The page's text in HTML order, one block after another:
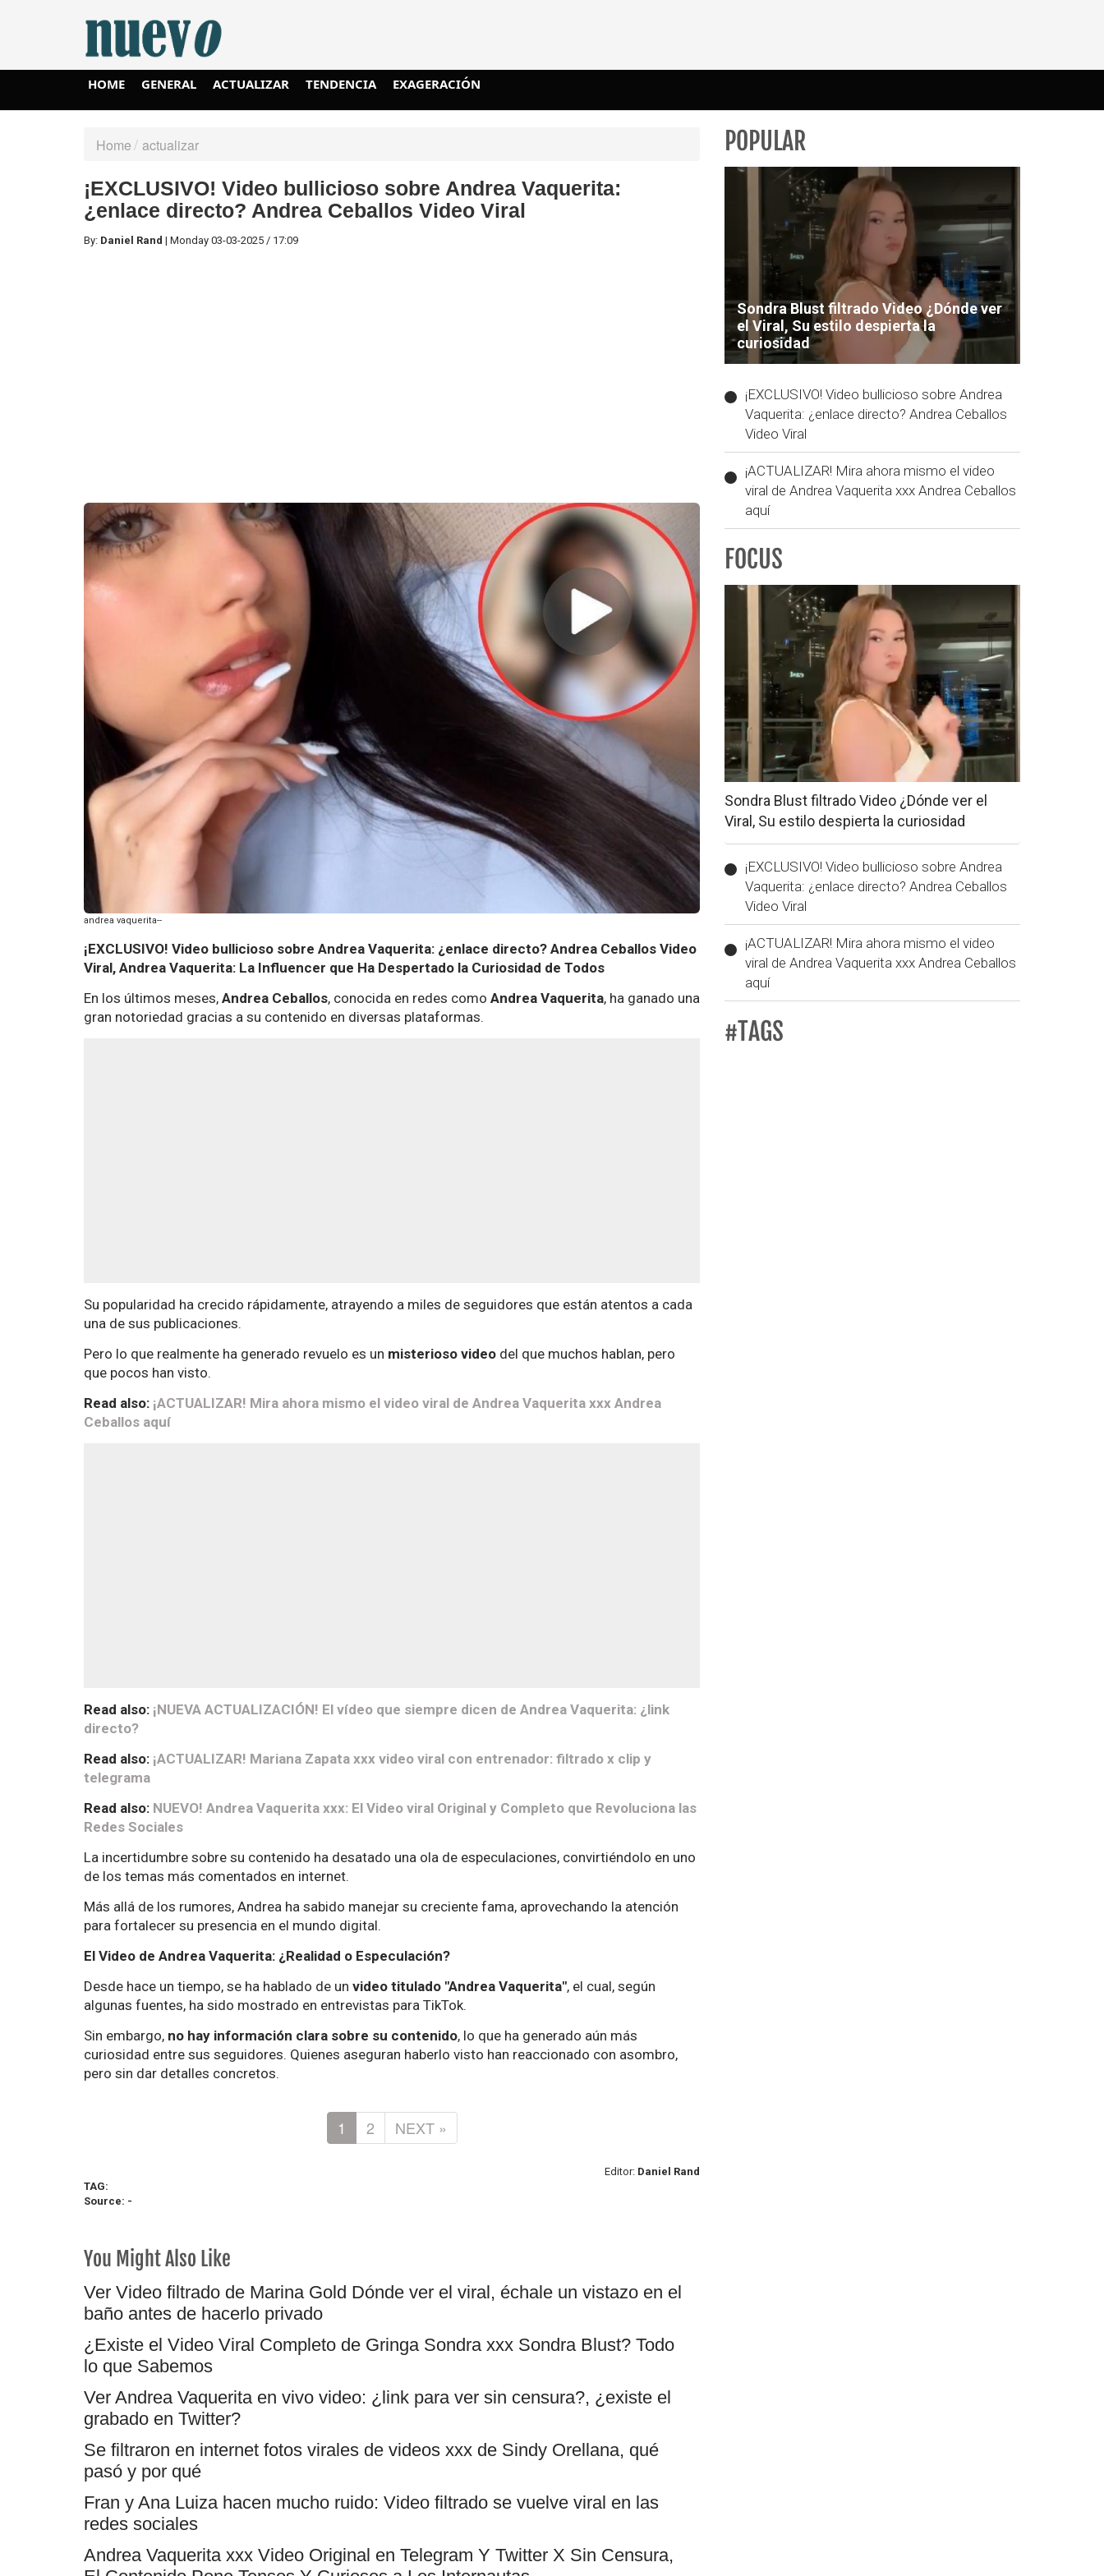
HOME GENERAL ACTUALIZAR TENDENCIA EXAGERACIÓN
Home actualizar
¡EXCLUSIVO! Video bullicioso sobre Andrea Vaquerita:
¿enlace directo? Andrea Ceballos Video Viral
By: Daniel Rand | Monday 03-03-2025 / 17:09
andrea vaquerita--
¡EXCLUSIVO! Video bullicioso sobre Andrea Vaquerita: ¿enlace directo? Andrea Ceballos Video
Viral, Andrea Vaquerita: La Influencer que Ha Despertado la Curiosidad de Todos
En los últimos meses, Andrea Ceballos, conocida en redes como Andrea Vaquerita, ha ganado una
gran notoriedad gracias a su contenido en diversas plataformas.
Su popularidad ha crecido rápidamente, atrayendo a miles de seguidores que están atentos a cada
una de sus publicaciones.
Pero lo que realmente ha generado revuelo es un misterioso video del que muchos hablan, pero
que pocos han visto.
Read also: ¡ACTUALIZAR! Mira ahora mismo el video viral de Andrea Vaquerita xxx Andrea
Ceballos aquí
Read also: ¡NUEVA ACTUALIZACIÓN! El vídeo que siempre dicen de Andrea Vaquerita: ¿link
directo?
Read also: ¡ACTUALIZAR! Mariana Zapata xxx video viral con entrenador: filtrado x clip y
telegrama
Read also: NUEVO! Andrea Vaquerita xxx: El Video viral Original y Completo que Revoluciona las
Redes Sociales
La incertidumbre sobre su contenido ha desatado una ola de especulaciones, convirtiéndolo en uno
de los temas más comentados en internet.
Más allá de los rumores, Andrea ha sabido manejar su creciente fama, aprovechando la atención
para fortalecer su presencia en el mundo digital.
El Video de Andrea Vaquerita: ¿Realidad o Especulación?
Desde hace un tiempo, se ha hablado de un video titulado "Andrea Vaquerita", el cual, según
algunas fuentes, ha sido mostrado en entrevistas para TikTok.
Sin embargo, no hay información clara sobre su contenido, lo que ha generado aún más
curiosidad entre sus seguidores. Quienes aseguran haberlo visto han reaccionado con asombro,
pero sin dar detalles concretos.
1 2 NEXT »
Editor: Daniel Rand
TAG:
Source: -
You Might Also Like
Ver Video filtrado de Marina Gold Dónde ver el viral, échale un vistazo en el
baño antes de hacerlo privado
¿Existe el Video Viral Completo de Gringa Sondra xxx Sondra Blust? Todo
lo que Sabemos
Ver Andrea Vaquerita en vivo video: ¿link para ver sin censura?, ¿existe el
grabado en Twitter?
Se filtraron en internet fotos virales de videos xxx de Sindy Orellana, qué
pasó y por qué
Fran y Ana Luiza hacen mucho ruido: Video filtrado se vuelve viral en las
redes sociales
Andrea Vaquerita xxx Video Original en Telegram Y Twitter X Sin Censura,
POPULAR
Sondra Blust filtrado Video ¿Dónde ver
el Viral, Su estilo despierta la
curiosidad
¡EXCLUSIVO! Video bullicioso sobre Andrea
Vaquerita: ¿enlace directo? Andrea Ceballos
Video Viral
¡ACTUALIZAR! Mira ahora mismo el video
viral de Andrea Vaquerita xxx Andrea Ceballos
aquí
FOCUS
Sondra Blust filtrado Video ¿Dónde ver el
Viral, Su estilo despierta la curiosidad
¡EXCLUSIVO! Video bullicioso sobre Andrea
Vaquerita: ¿enlace directo? Andrea Ceballos
Video Viral
¡ACTUALIZAR! Mira ahora mismo el video
viral de Andrea Vaquerita xxx Andrea Ceballos
aquí
#TAGS